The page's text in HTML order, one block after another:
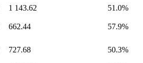
1 143.62 51.0%
662.44 57.9%
727.68 50.3%